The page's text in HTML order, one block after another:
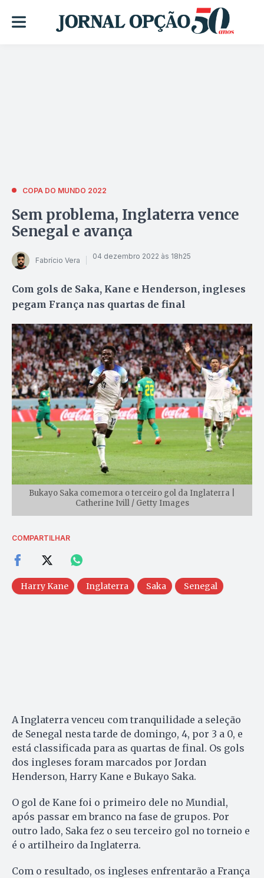
COPA DO MUNDO 2022
Sem problema, Inglaterra vence
Senegal e avança
Fabrício Vera 04 dezembro 2022 às 18h25
Com gols de Saka, Kane e Henderson, ingleses
pegam França nas quartas de final
Bukayo Saka comemora o terceiro gol da Inglaterra |
Catherine Ivill / Getty Images
COMPARTILHAR
Harry Kane Inglaterra Saka Senegal
A Inglaterra venceu com tranquilidade a seleção
de Senegal nesta tarde de domingo, 4, por 3 a 0, e
está classificada para as quartas de final. Os gols
dos ingleses foram marcados por Jordan
Henderson, Harry Kane e Bukayo Saka.
O gol de Kane foi o primeiro dele no Mundial,
após passar em branco na fase de grupos. Por
outro lado, Saka fez o seu terceiro gol no torneio e
é o artilheiro da Inglaterra.
Com o resultado, os ingleses enfrentarão a França